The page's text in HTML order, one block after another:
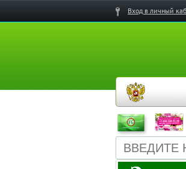
Вход в личный